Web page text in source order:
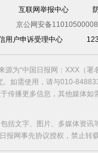
互联网举报中心
京公网安备
用户申诉受理中心
源为“中国日报网：XXX（
如需使用，请与010-
传播更多信息，其他媒体
括文字、图片、多媒体资
报网事先协议授权，禁止转